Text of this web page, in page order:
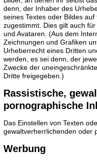
denn, der Inhaber des
seines Textes oder Bildes
zugestimmt. Dies gilt auch
und Avataren. (Aus dem
Zeichnungen und Grafiken
Urheberrecht eines Dritten
werden, es sei denn, der
Zwecke der
Dritte freigegeben.)
Rassistische,
pornographische
Das Einstellen von Texten
gewaltverherrlichenden oder
Werbung